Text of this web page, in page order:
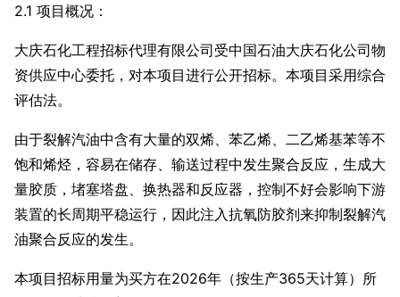
2.1 项目概况：
大庆石化工程招标代理有限公司受中国石油大庆石化公司物
资供应中心委托，对本项目进行公开招标。本项目采用综合
评估法。
由于裂解汽油中含有大量的双烯、苯乙烯、二乙烯基苯等不
饱和烯烃，容易在储存、输送过程中发生聚合反应，生成大
量胶质，堵塞塔盘、换热器和反应器，控制不好会影响下游
装置的长周期平稳运行，因此注入抗氧防胶剂来抑制裂解汽
油聚合反应的发生。
本项目招标用量为买方在2026年（按生产365天计算）所